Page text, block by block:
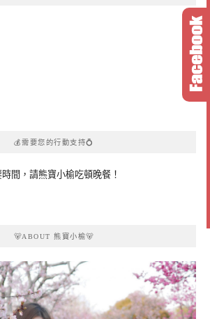
💰需要您的行動支持💍
間，請熊寶小榆吃頓晚餐！
🐻ABOUT 熊寶小榆🐻